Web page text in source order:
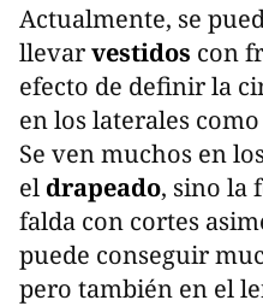
Actualmente, se
llevarvestidos con
efecto de definir la
en los laterales
Se ven muchos en
el drapeado, sino la
falda con cortes
puede conseguir
pero también en el